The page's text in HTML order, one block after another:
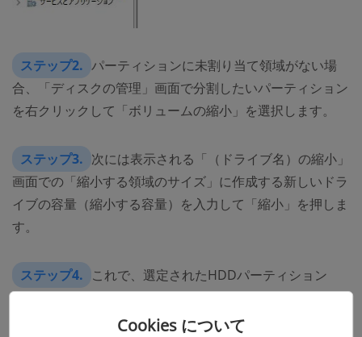
ステップ2. パーティションに未割り当て領域がない場
合、「ディスクの管理」画面で分割したいパーティション
を右クリックして「ボリュームの縮小」を選択します。
ステップ3. 次には表示される「（ドライブ名）の縮小」
画面での「縮小する領域のサイズ」に作成する新しいドラ
イブの容量（縮小する容量）を入力して「縮小」を押しま
す。
ステップ4. これで、選定されたHDDパーティション
（ドライブ）が縮小されて、その右側には「未割り当て」
領域が確認できます。この「未割り当て」を右クリックし
Cookies について